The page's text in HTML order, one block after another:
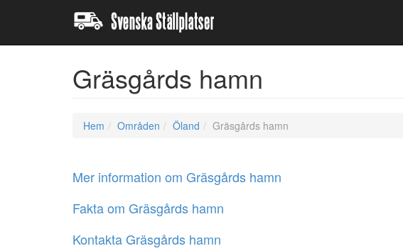
Gräsgårds hamn
Hem Områden Öland Gräsgårds hamn
Mer information om Gräsgårds hamn
Fakta om Gräsgårds hamn
Kontakta Gräsgårds hamn